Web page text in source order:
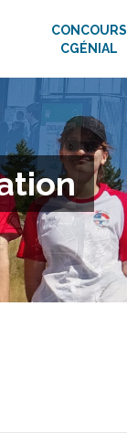
CONCOURS
CGÉNIAL